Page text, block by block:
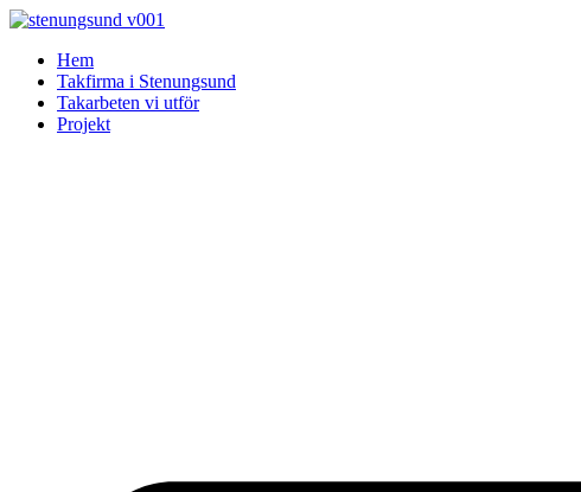
Skip
contentHem
Takfirma i Stenungsund
Takarbeten vi utför
Projekt